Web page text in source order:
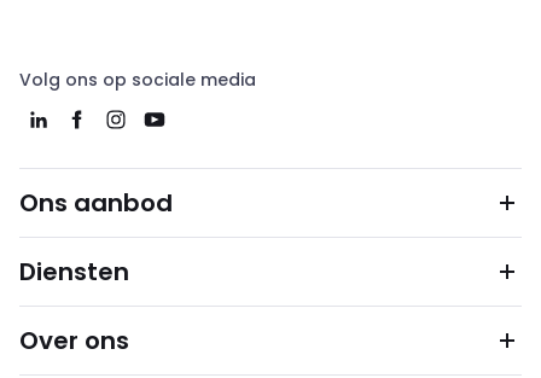
Volg ons op sociale media
Ons aanbod
Diensten
Over ons